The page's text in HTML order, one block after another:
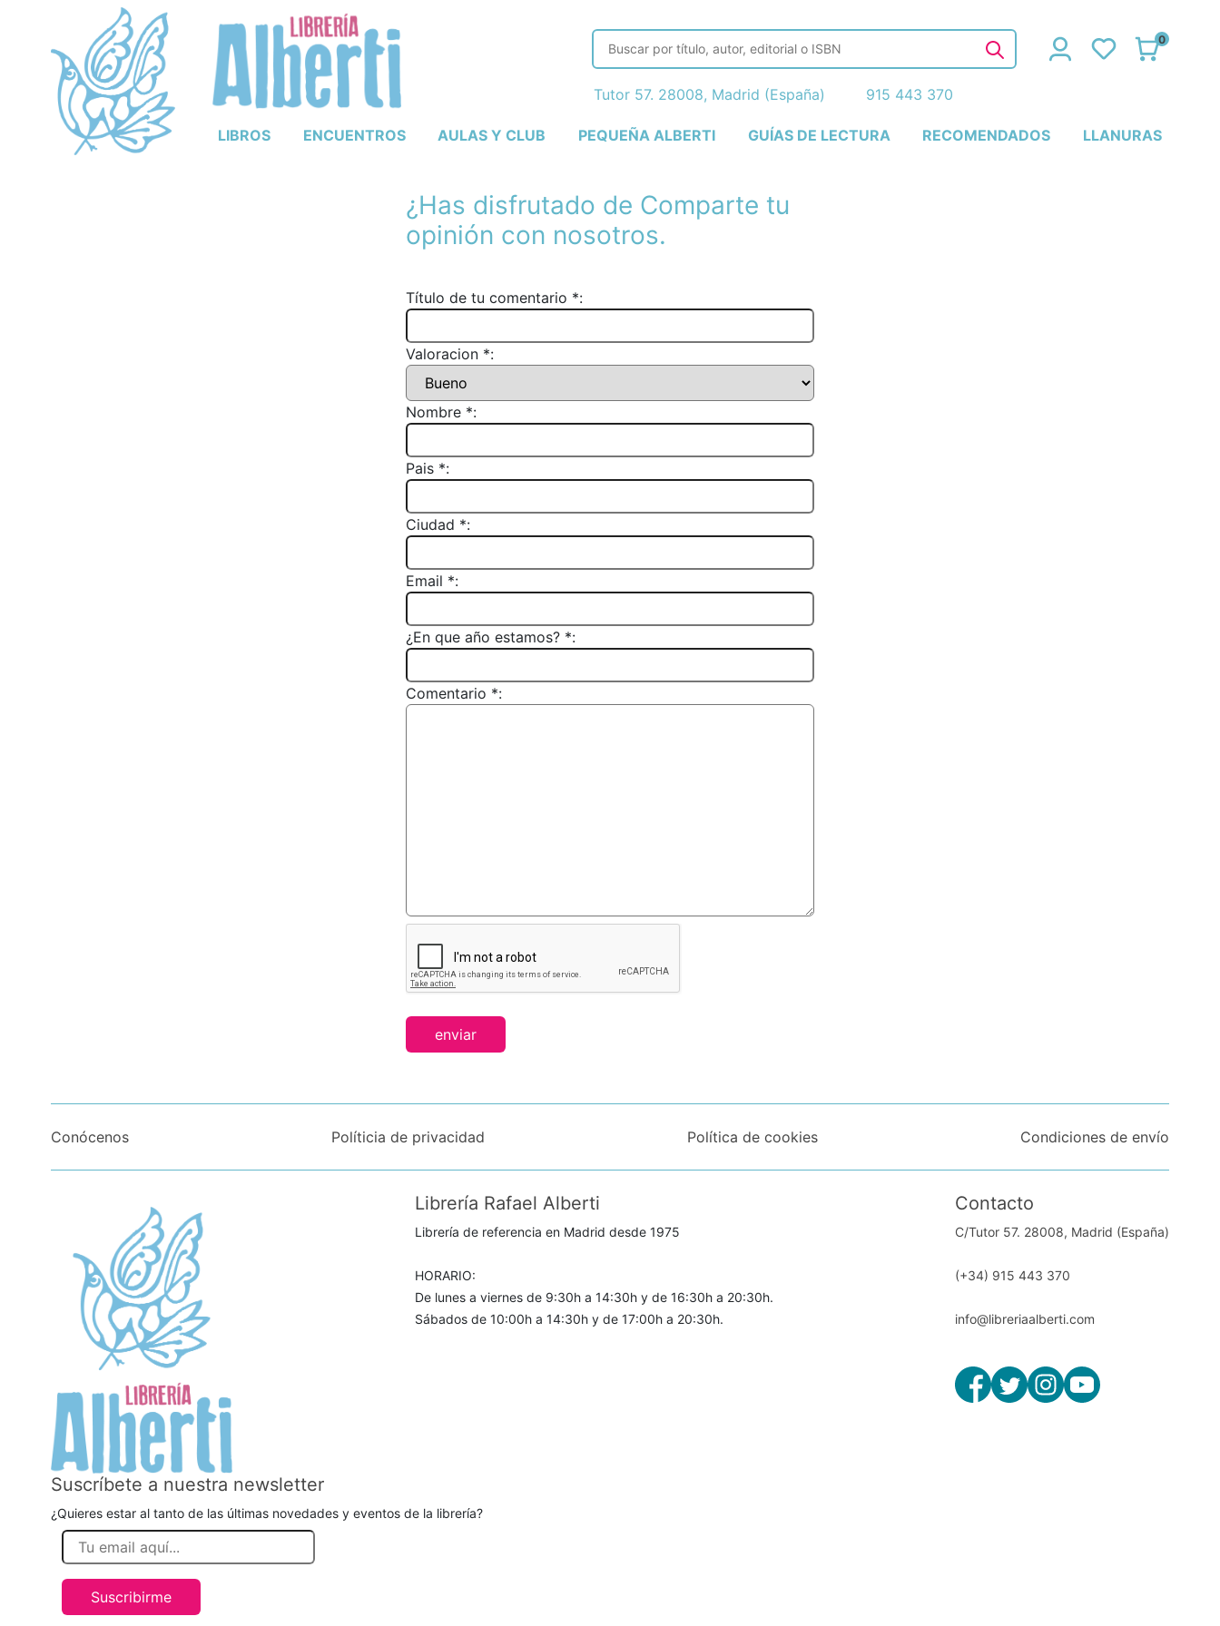
LIBROS ENCUENTROS AULAS Y CLUB PEQUEÑA ALBERTI GUÍAS DE LECTURA RECOMENDADOS LLANURAS
0
Tutor 57. 28008, Madrid (España) 915 443 370
¿Has disfrutado de Comparte tu
opinión con nosotros.
Título de tu comentario *:
Valoracion *:
Nombre *:
Pais *:
Ciudad *:
Email *:
¿En que año estamos? *:
Comentario *:
enviar
Conócenos Políticia de privacidad Política de cookies Condiciones de envío
Librería Rafael Alberti
Librería de referencia en Madrid desde 1975
HORARIO:
De lunes a viernes de 9:30h a 14:30h y de 16:30h a 20:30h.
Sábados de 10:00h a 14:30h y de 17:00h a 20:30h.
Contacto
C/Tutor 57. 28008, Madrid (España)
(+34) 915 443 370
info@libreriaalberti.com
Suscríbete a nuestra newsletter
¿Quieres estar al tanto de las últimas novedades y eventos de la librería?
Suscribirme